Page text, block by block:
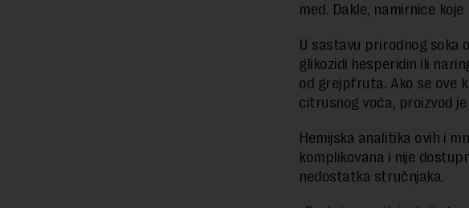
med. Dakle, namirnice
U sastavu prirodnog soka
glikozidi hesperidin ili
od grejpfruta. Ako se ove
citrusnog voća, proizvod
Hemijska analitika ovih i
komplikovana i nije
nedostatka stručnjaka.